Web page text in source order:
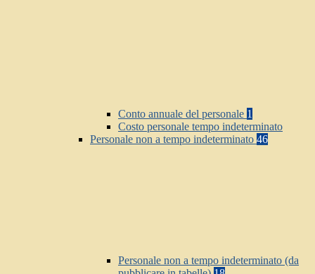
Conto annuale del personale 1
Costo personale tempo indeterminato
Personale non a tempo indeterminato 46
Personale non a tempo indeterminato (da